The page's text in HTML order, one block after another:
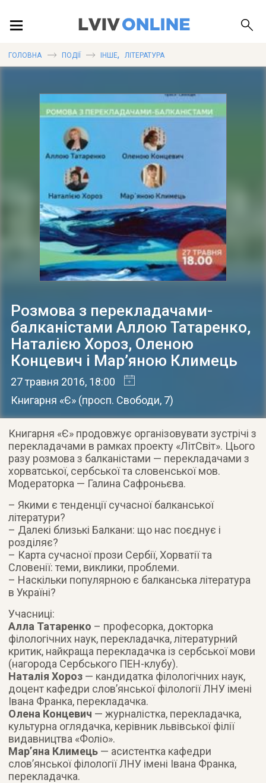
ПУБЛІКАЦІЇ
ДОВІДКА
ГОЛОВНА ПОДІЇ ІНШЕ, ЛІТЕРАТУРА
Розмова з перекладачами-
балканістами Аллою Татаренко,
Наталією Хороз, Оленою
Концевич і Мар’яною Климець
27 травня 2016, 18:00
Книгарня «Є» (просп. Свободи, 7)
Книгарня «Є» продовжує організовувати зустрічі з
перекладачами в рамках проекту «ЛітСвіт». Цього
разу розмова з балканістами — перекладачами з
хорватської, сербської та словенської мов.
Модераторка — Галина Сафроньєва.
– Якими є тенденції сучасної балканської
літератури?
– Далекі близькі Балкани: що нас поєднує і
розділяє?
– Карта сучасної прози Сербії, Хорватії та
Словенії: теми, виклики, проблеми.
– Наскільки популярною є балканська література
в Україні?
Учасниці:
Алла Татаренко – професорка, докторка
філологічних наук, перекладачка, літературний
критик, найкраща перекладачка із сербської мови
(нагорода Сербського ПЕН-клубу).
Наталія Хороз — кандидатка філологічних наук,
доцент кафедри слов’янської філології ЛНУ імені
Івана Франка, перекладачка.
Олена Концевич — журналістка, перекладачка,
культурна оглядачка, керівник львівської філії
видавництва «Фоліо».
Мар’яна Климець — асистентка кафедри
слов’янської філології ЛНУ імені Івана Франка,
перекладачка.